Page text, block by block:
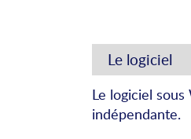
Le logiciel
Le logiciel
indépendante.